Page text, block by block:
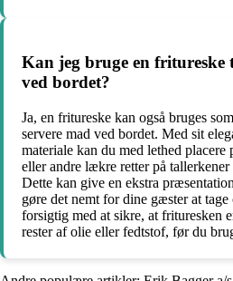
Kan jeg bruge en fritureske
ved bordet?
Ja, en fritureske kan også bruges
servere mad ved bordet. Med sit
materiale kan du med lethed
eller andre lækre retter på
Dette kan give en ekstra
gøre det nemt for dine gæster at
forsigtig med at sikre, at frituresken
rester af olie eller fedtstof, før du